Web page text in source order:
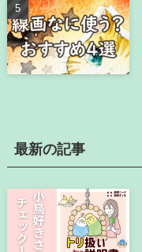
最新の記事